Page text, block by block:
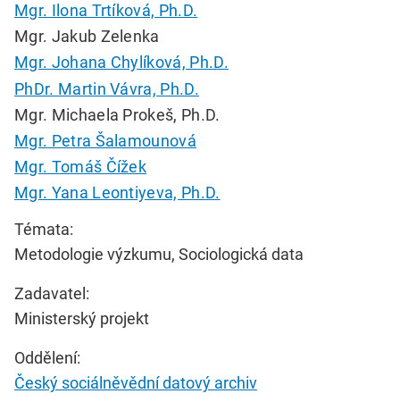
Mgr. Ilona Trtíková, Ph.D.
Mgr. Jakub Zelenka
Mgr. Johana Chylíková, Ph.D.
PhDr. Martin Vávra, Ph.D.
Mgr. Michaela Prokeš, Ph.D.
Mgr. Petra Šalamounová
Mgr. Tomáš Čížek
Mgr. Yana Leontiyeva, Ph.D.
Témata:
Metodologie výzkumu, Sociologická data
Zadavatel:
Ministerský projekt
Oddělení:
Český sociálněvědní datový archiv